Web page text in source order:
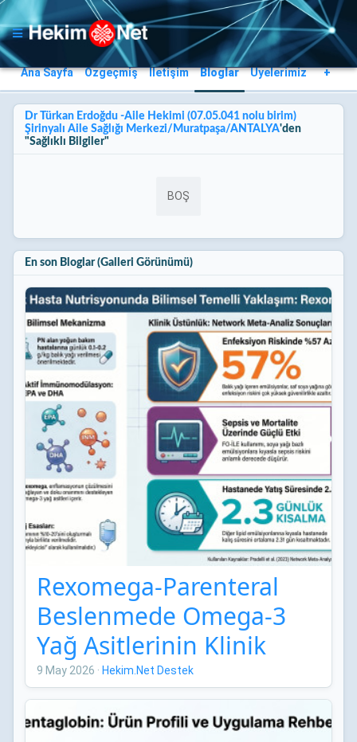
Ana Sayfa Özgeçmiş İletişim Bloglar Üyelerimiz +
Dr Türkan Erdoğdu -Aile Hekimi (07.05.041 nolu birim)
Şirinyalı Aile Sağlığı Merkezi/Muratpaşa/ANTALYA'den
"Sağlıklı Bilgiler"
BOŞ
En son Bloglar (Galleri Görünümü)
Rexomega-Parenteral
Beslenmede Omega-3
Yağ Asitlerinin Klinik
Etkileri: Network Meta-
Analizi
9 May 2026 · Hekim.Net Destek